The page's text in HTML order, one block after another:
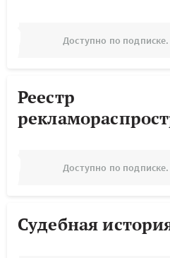
Доступно по подписке.
Реестр
Доступно по подписке.
Судебная